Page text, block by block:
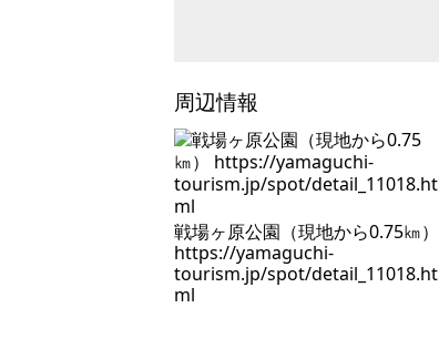
周辺情報
戦場ヶ原公園（現地から0.75㎞）
https://yamaguchi-
tourism.jp/spot/detail_11018.ht
ml